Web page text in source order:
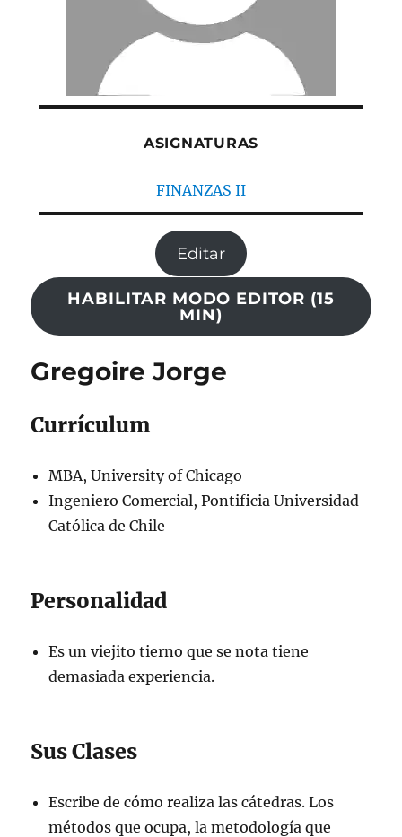
Gregoire Jorge
Currículum
MBA, University of Chicago
Ingeniero Comercial, Pontificia Universidad
Católica de Chile
Personalidad
Es un viejito tierno que se nota tiene
demasiada experiencia.
Sus Clases
Escribe de cómo realiza las cátedras. Los
métodos que ocupa, la metodología que
ASIGNATURAS
FINANZAS II
Editar
HABILITAR MODO EDITOR (15
MIN)